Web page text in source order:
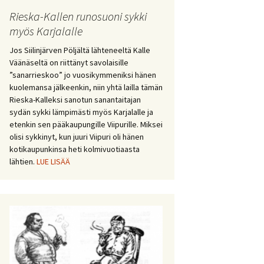
Rieska-Kallen runosuoni sykki
myös Karjalalle
Jos Siilinjärven Pöljältä lähteneeltä Kalle
Väänäseltä on riittänyt savolaisille
”sanarrieskoo” jo vuosikymmeniksi hänen
kuolemansa jälkeenkin, niin yhtä lailla tämän
Rieska-Kalleksi sanotun sanantaitajan
sydän sykki lämpimästi myös Karjalalle ja
etenkin sen pääkaupungille Viipurille. Miksei
olisi sykkinyt, kun juuri Viipuri oli hänen
kotikaupunkinsa heti kolmivuotiaasta
lähtien. LUE LISÄÄ